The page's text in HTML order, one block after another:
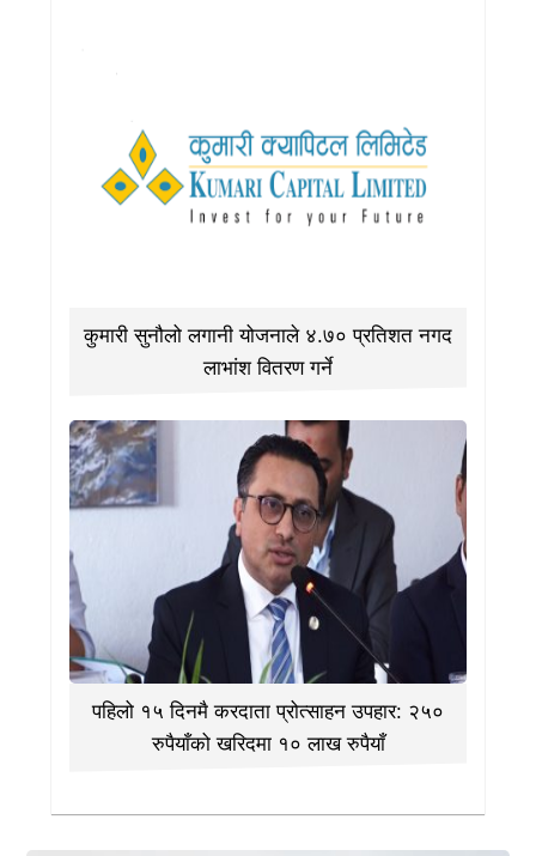
कुमारी सुनौलो लगानी योजनाले ४.७० प्रतिशत नगद
लाभांश वितरण गर्ने
पहिलो १५ दिनमै करदाता प्रोत्साहन उपहार: २५०
रुपैयाँको खरिदमा १० लाख रुपैयाँ